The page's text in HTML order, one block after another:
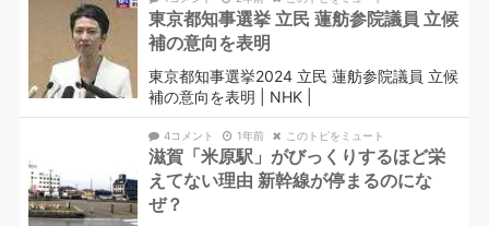
東京都知事選挙 立民 蓮舫参院議員 立候
補の意向を表明
東京都知事選挙2024 立民 蓮舫参院議員 立候
補の意向を表明 | NHK |
4コメント 1年前 このトピをミュート
滋賀「米原駅」がびっくりするほど栄
えてない理由 新幹線が停まるのにな
ぜ？